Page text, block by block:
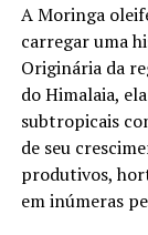
A Moringa
carregar uma
Originária da
do Himalaia,
subtropicais
de seu
produtivos,
em inúmeras